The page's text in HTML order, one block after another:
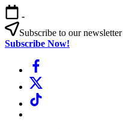
Skip
to
content
-
Subscribe to our
Subscribe Now!
Facebook
X
TikTok